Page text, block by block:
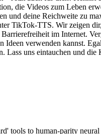
die Videos zum Leben
und deine Reichweite zu
TikTok-TTS. Wir zeigen
im Internet.
verwenden kannst.
Lass uns eintauchen und
tools to human-parity neural